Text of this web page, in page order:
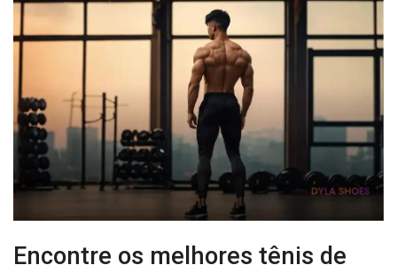
Encontre os melhores tênis de